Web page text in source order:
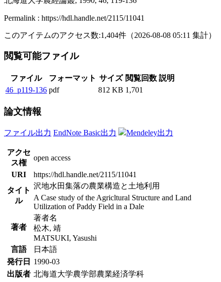
Permalink : https://hdl.handle.net/2115/11041
このアイテムのアクセス数:1,404件 （2026-08-08 05:11 集計）
閲覧可能ファイル
ファイル フォーマット サイズ 閲覧回数 説明
46_p119-136 pdf 812 KB 1,701
論文情報
ファイル出力 EndNote Basic出力 Mendeley出力
アクセ
ス権
open access
URI
https://hdl.handle.net/2115/11041
タイト
ル
沢地水田集落の農業構造と土地利用
A Case study of the Agricltural Structure and Land
Utilization of Paddy Field in a Dale
著者
著者名
松木, 靖
MATSUKI, Yasushi
言語
日本語
発行日
1990-03
出版者 北海道大学農学部農業経済学科